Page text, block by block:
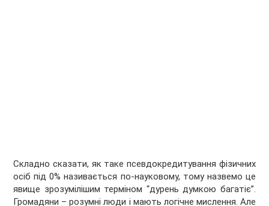
Складно сказати, як таке псевдокредитування фізичних
осіб під 0% називається по-науковому, тому назвемо це
явище зрозумілішим терміном “дурень думкою багатіє”.
Громадяни – розумні люди і мають логічне мислення. Але